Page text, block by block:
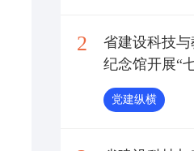
2
省建设科技
纪念馆开展“
党建纵横